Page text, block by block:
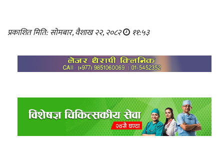
प्रकाशित मिति: सोमबार, वैशाख २२, २०८२ ११:५३